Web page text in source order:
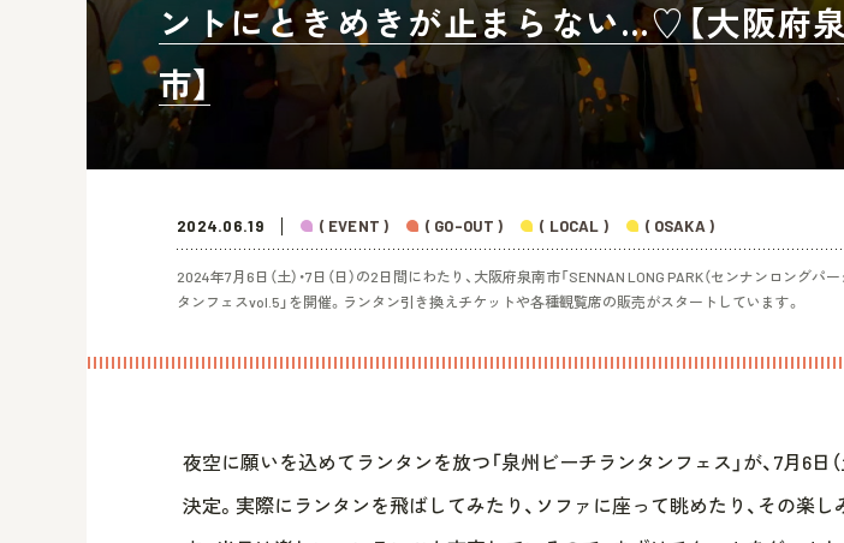
ントにときめきが止まらない…♡【大阪府
市】
2024.06.19 ( EVENT ) ( GO-OUT ) ( LOCAL ) ( OSAKA )
2024年7月6日（土）・7日（日）の2日間にわたり、大阪府泉南市「SENNAN LONG PARK（センナンロングパー
タンフェスvol.5」を開催。ランタン引き換えチケットや各種観覧席の販売がスタートしています。
夜空に願いを込めてランタンを放つ「泉州ビーチランタンフェス」が、7月6日（土
決定。実際にランタンを飛ばしてみたり、ソファに座って眺めたり、その楽